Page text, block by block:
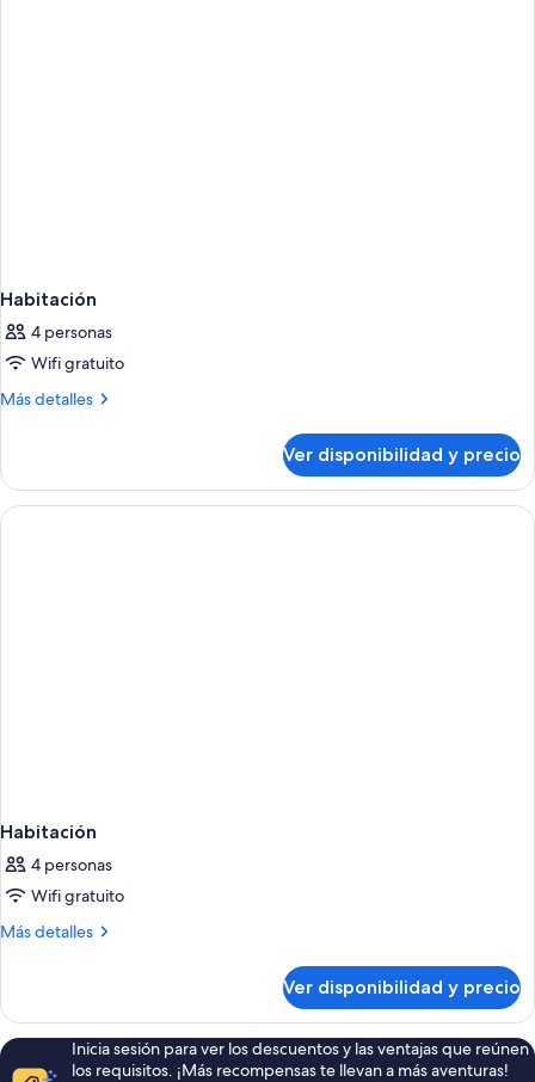
Habitación
4 personas
Wifi gratuito
Más detalles
Más
Ver disponibilidad y precio
Habitación
4 personas
Wifi gratuito
Más detalles
Más
Ver disponibilidad y precio
Inicia sesión para ver los descuentos y las ventajas que reúnen
los requisitos. ¡Más recompensas te llevan a más aventuras!